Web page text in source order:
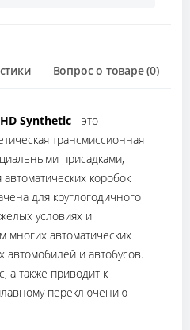
Вопрос о товаре (0)
HD Synthetic - это
трансмиссионная
присадками,
коробок
для круглогодичного
условиях и
многих автоматических
автомобилей и автобусов.
а также приводит к
переключению